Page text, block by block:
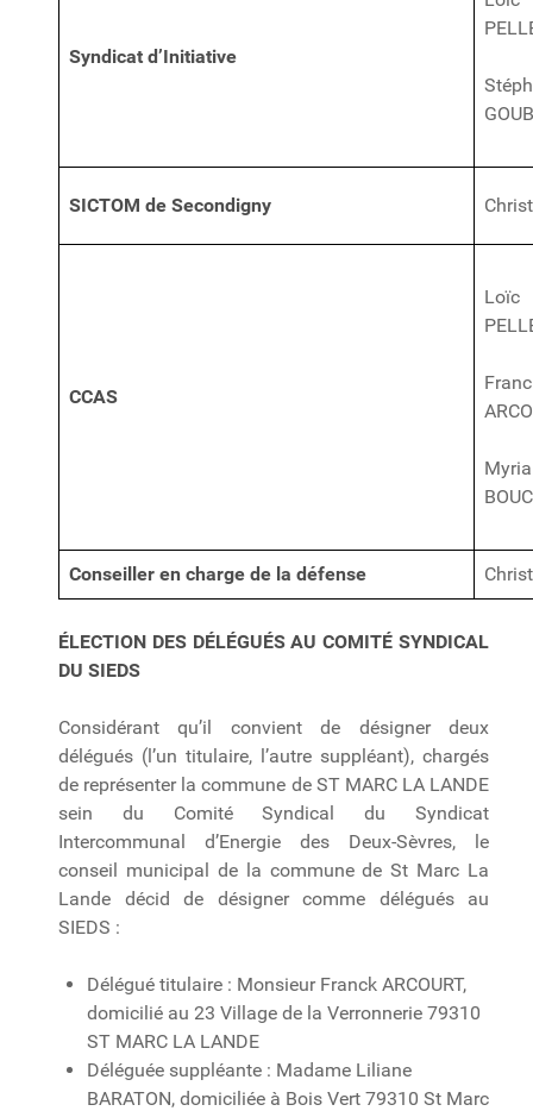
Syndicat d’Initiative
SICTOM de Secondigny
CCAS
Loïc
Conseiller en charge de la défense
ÉLECTION DES DÉLÉGUÉS AU COMITÉ SYNDICAL
DU SIEDS
Considérant qu’il convient de désigner deux
délégués (l’un titulaire, l’autre suppléant), chargés
de représenter la commune de ST MARC LA LANDE
sein du Comité Syndical du Syndicat
Intercommunal d’Energie des Deux-Sèvres, le
conseil municipal de la commune de St Marc La
Lande décid de désigner comme délégués au
SIEDS :
Délégué titulaire : Monsieur Franck ARCOURT,
domicilié au 23 Village de la Verronnerie 79310
ST MARC LA LANDE
Déléguée suppléante : Madame Liliane
BARATON, domiciliée à Bois Vert 79310 St Marc